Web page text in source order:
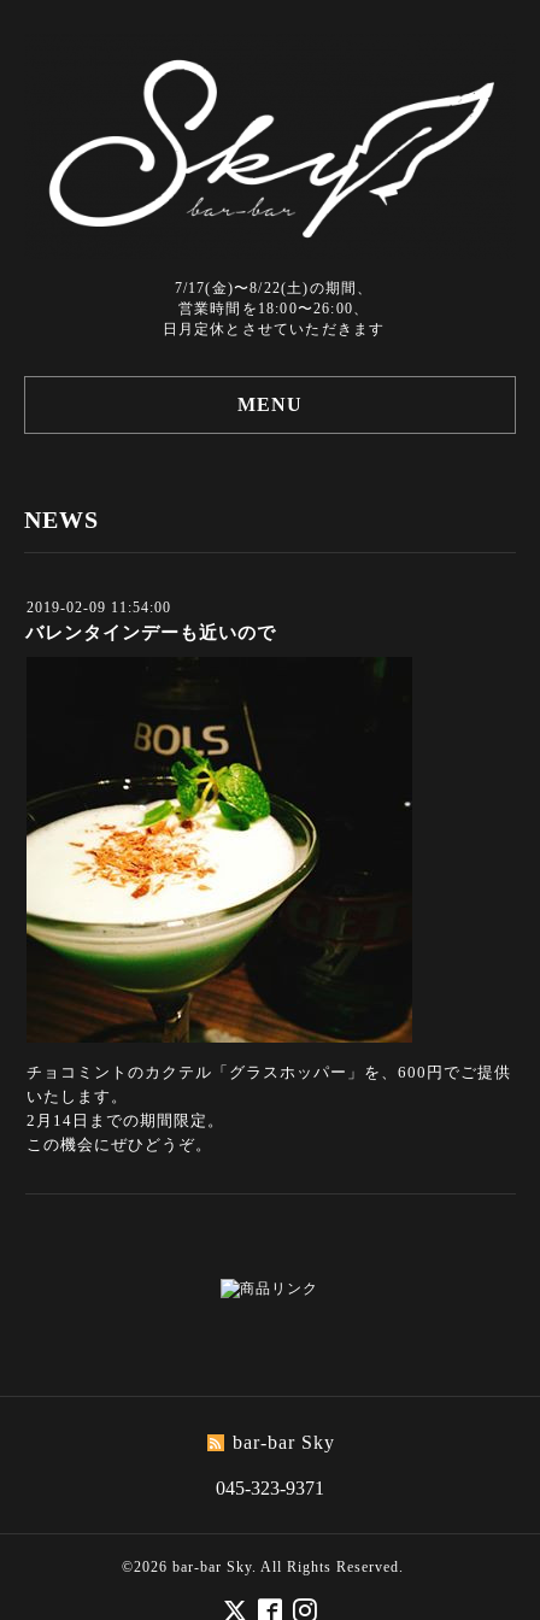
7/17(金)〜8/22(土)の期間、
営業時間を18:00〜26:00、
日月定休とさせていただきます
MENU
NEWS
2019-02-09 11:54:00
バレンタインデーも近いので
チョコミントのカクテル「グラスホッパー」を、600円でご提供
いたします。
2月14日までの期間限定。
この機会にぜひどうぞ。
bar-bar Sky
045-323-9371
©2026 bar-bar Sky. All Rights Reserved.